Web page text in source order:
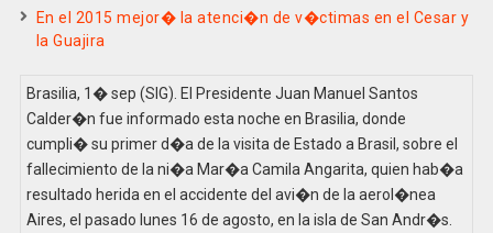
En el 2015 mejor� la atenci�n de v�ctimas en el Cesar y
la Guajira
Brasilia, 1� sep (SIG). El Presidente Juan Manuel Santos
Calder�n fue informado esta noche en Brasilia, donde
cumpli� su primer d�a de la visita de Estado a Brasil, sobre el
fallecimiento de la ni�a Mar�a Camila Angarita, quien hab�a
resultado herida en el accidente del avi�n de la aerol�nea
Aires, el pasado lunes 16 de agosto, en la isla de San Andr�s.